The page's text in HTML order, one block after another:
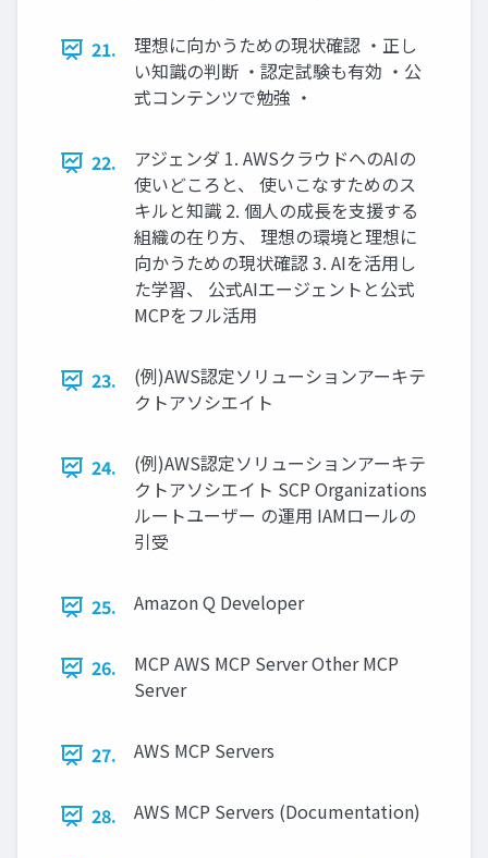
21.
理想に向かうための現状確認 ・正し
い知識の判断 ・認定試験も有効 ・公
式コンテンツで勉強 ・
22.
アジェンダ 1. AWSクラウドへのAIの
使いどころと、 使いこなすためのス
キルと知識 2. 個人の成長を支援する
組織の在り方、 理想の環境と理想に
向かうための現状確認 3. AIを活用し
た学習、 公式AIエージェントと公式
MCPをフル活用
23.
(例)AWS認定ソリューションアーキテ
クトアソシエイト
24.
(例)AWS認定ソリューションアーキテ
クトアソシエイト SCP Organizations
ルートユーザー の運用 IAMロールの
引受
25. Amazon Q Developer
26.
MCP AWS MCP Server Other MCP
Server
27. AWS MCP Servers
28. AWS MCP Servers (Documentation)